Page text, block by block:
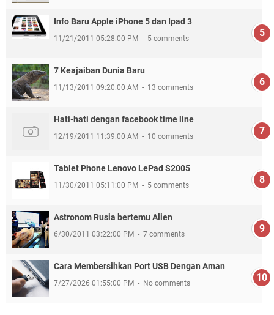
Info Baru Apple iPhone 5 dan Ipad 3
11/21/2011 05:28:00 PM 5 comments
7 Keajaiban Dunia Baru
11/13/2011 09:20:00 AM 13 comments
Hati-hati dengan facebook time line
12/19/2011 11:39:00 AM 10 comments
Tablet Phone Lenovo LePad S2005
11/30/2011 05:11:00 PM 5 comments
Astronom Rusia bertemu Alien
6/30/2011 03:22:00 PM 7 comments
Cara Membersihkan Port USB Dengan Aman
7/27/2026 01:55:00 PM No comments